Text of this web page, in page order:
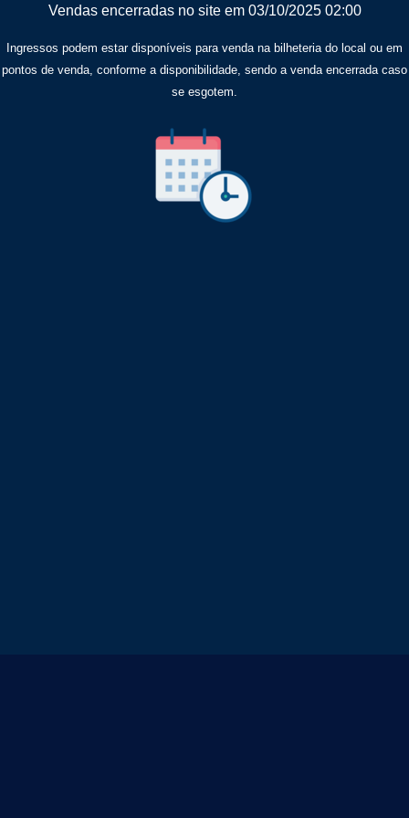
Vendas encerradas no site em 03/10/2025 02:00
Ingressos podem estar disponíveis para venda na bilheteria do local ou em
pontos de venda, conforme a disponibilidade, sendo a venda encerrada caso
se esgotem.